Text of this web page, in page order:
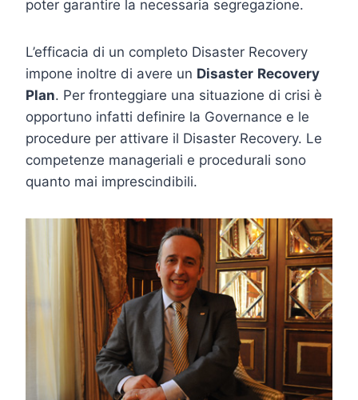
poter garantire la necessaria segregazione.
L’efficacia di un completo Disaster Recovery
impone inoltre di avere un Disaster Recovery
Plan. Per fronteggiare una situazione di crisi è
opportuno infatti definire la Governance e le
procedure per attivare il Disaster Recovery. Le
competenze manageriali e procedurali sono
quanto mai imprescindibili.